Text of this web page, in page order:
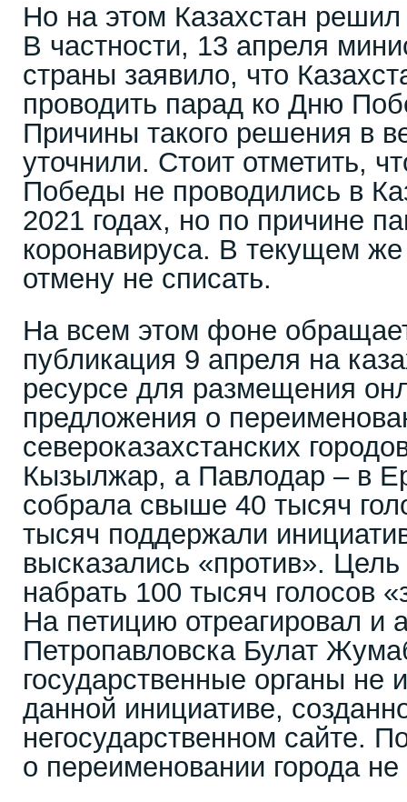
Но на этом Казахстан решил
В частности, 13 апреля
страны заявило, что
проводить парад ко Дню
Причины такого решения в
уточнили. Стоит отметить,
Победы не проводились в
2021 годах, но по причине
коронавируса. В текущем
отмену не списать.
На всем этом фоне
публикация 9 апреля на
ресурсе для размещения
предложения о
североказахстанских
Кызылжар, а Павлодар – в
собрала свыше 40 тысяч
тысяч поддержали
высказались «против».
набрать 100 тысяч голосов
На петицию отреагировал и
Петропавловска Булат
государственные органы не
данной инициативе,
негосударственном сайте.
о переименовании города не